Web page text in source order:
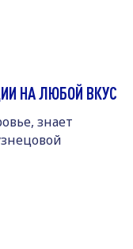
НА ЛЮБОЙ ВКУС
знает